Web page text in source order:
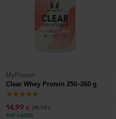
MyProtein
Clear Whey Protein 250–260 g
14,99 € 28,79€
AUF LAGER